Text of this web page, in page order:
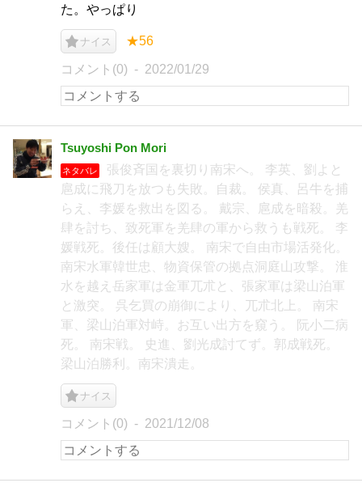
た。やっぱり
ナイス ★56
コメント(0) 2022/01/29
Tsuyoshi Pon Mori
ネタバレ
張俊斉国を裏切り南宋へ。 李英、劉よと
扈成に飛刀を放つも失敗。自裁。 侯真、呂牛を捕
らえ、李媛を救出を図る。 戴宗、扈成を暗殺。羌
肆を討ち、致死軍を羌肆の軍から救うも戦死。 李
媛戦死。後任は顧大嫂。 南宋で自由市場活発化。
南宋水軍韓世忠、物資保管の拠点洞庭山攻撃。 淮
水を越え岳家軍は金軍兀朮と、張家軍は梁山泊軍
と激突。 呉乞買の崩御により、兀朮北上。 南宋
軍、梁山泊軍対峙。お互い出方を窺う。 阮小二病
死。 南宋戦。 史進、劉光成討てず。郭成戦死。
梁山泊勝利。南宋潰走。
ナイス
コメント(0) 2021/12/08